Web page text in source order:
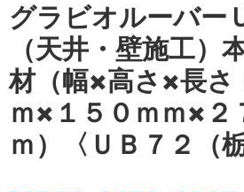
グラビオルーバ
（天井・壁施工）
材（幅×高さ×長さ
ｍ×１５０ｍｍ×２
ｍ）〈ＵＢ７２（